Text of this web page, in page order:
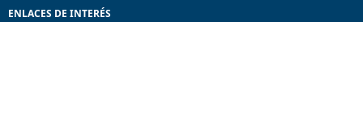
ENLACES DE INTERÉS